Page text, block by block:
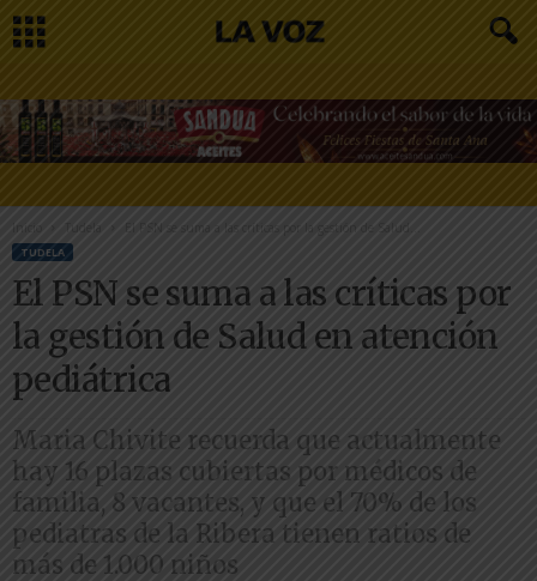
Inicio Tudela El PSN se suma a las críticas por la gestión de Salud...
TUDELA
El PSN se suma a las críticas por
la gestión de Salud en atención
pediátrica
Maria Chivite recuerda que actualmente
hay 16 plazas cubiertas por médicos de
familia, 8 vacantes, y que el 70% de los
pediatras de la Ribera tienen ratios de
más de 1.000 niños